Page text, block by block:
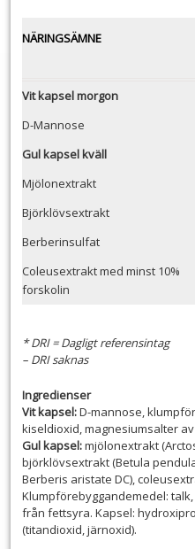
NÄRINGSÄMNE
Vit kapsel morgon
D-Mannose
Gul kapsel kväll
Mjölonextrakt
Björklövsextrakt
Berberinsulfat
Coleusextrakt med minst 10%
forskolin
* DRI = Dagligt referensintag
– DRI saknas
Ingredienser
Vit kapsel:D-mannose,
kiseldioxid, magnesiumsalter
Gul kapsel:mjölonextrakt
björklövsextrakt (Betula
Berberis aristate DC),
Klumpförebyggandemedel:
från fettsyra. Kapsel:
(titandioxid, järnoxid).